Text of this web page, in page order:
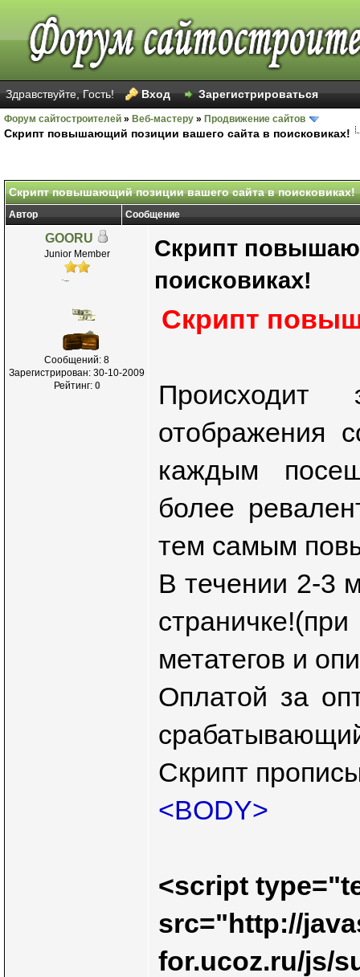
Здравствуйте, Гость! Вход Зарегистрироваться
Форум сайтостроителей » Веб-мастеру » Продвижение сайтов
Скрипт повышающий позиции вашего сайта в поисковиках!
Скрипт повышающий позиции вашего сайта в поисковиках!
Автор Сообщение
GOORU
Junior Member
Сообщений: 8
Зарегистрирован: 30-10-2009
Рейтинг: 0
Скрипт
поисковиках!
Скрипт
отображения
каждым
более
тем самым
В течении 2-3
метатегов и
Оплатой за
Скрипт
<BODY>
<script
src="http://
for.ucoz.ru/js/